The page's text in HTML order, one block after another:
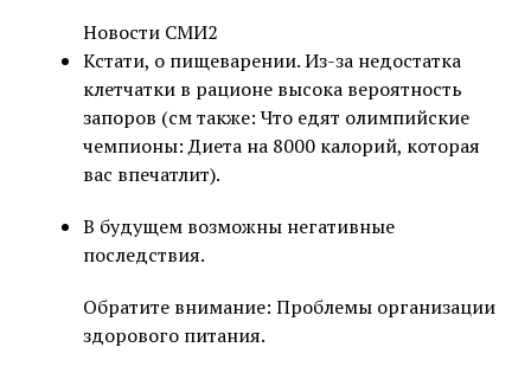
Новости СМИ2
Кстати, о пищеварении. Из-за недостатка
клетчатки в рационе высока вероятность
запоров (см также: Что едят олимпийские
чемпионы: Диета на 8000 калорий, которая
вас впечатлит).
В будущем возможны негативные
последствия.
Обратите внимание: Проблемы организации
здорового питания.